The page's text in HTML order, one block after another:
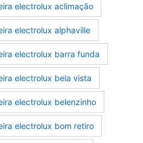
electrolux aclimação
electrolux alphaville
electrolux barra funda
electrolux bela vista
electrolux belenzinho
electrolux bom retiro